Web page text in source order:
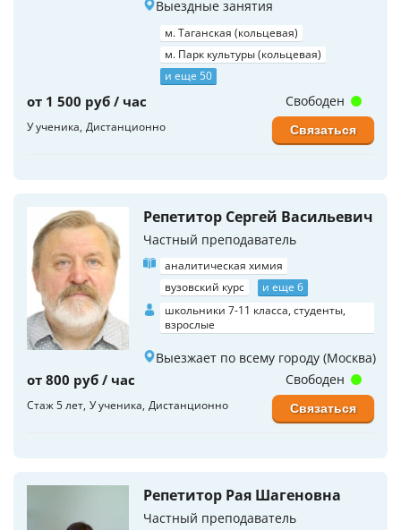
Выездные занятия
м. Таганская (кольцевая)
м. Парк культуры (кольцевая)
и еще 50
от 1 500 руб / час
У ученика Дистанционно
Свободен
Связаться
Репетитор Сергей Васильевич
Частный преподаватель
аналитическая химия
вузовский курс
и еще 6
школьники 7-11 класса, студенты,
взрослые
Выезжает по всему городу (Москва)
от 800 руб / час
Стаж 5 лет У ученика Дистанционно
Свободен
Связаться
Репетитор Рая Шагеновна
Частный преподаватель